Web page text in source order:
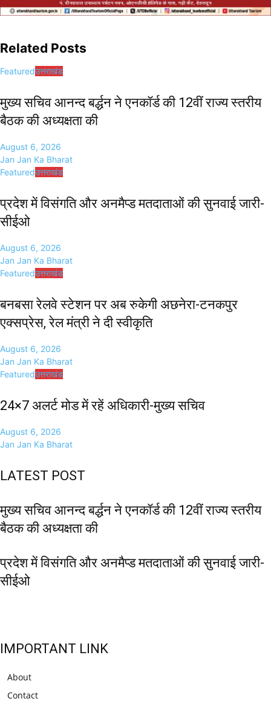
Related Posts
Featuredउत्तराखंड
मुख्य सचिव आनन्द बर्द्धन ने एनकॉर्ड की 12वीं राज्य स्तरीय
बैठक की अध्यक्षता की
August 6, 2026
Jan Jan Ka Bharat
Featuredउत्तराखंड
प्रदेश में विसंगति और अनमैप्ड मतदाताओं की सुनवाई जारी-
सीईओ
August 6, 2026
Jan Jan Ka Bharat
Featuredउत्तराखंड
बनबसा रेलवे स्टेशन पर अब रुकेगी अछनेरा-टनकपुर
एक्सप्रेस, रेल मंत्री ने दी स्वीकृति
August 6, 2026
Jan Jan Ka Bharat
Featuredउत्तराखंड
24×7 अलर्ट मोड में रहें अधिकारी-मुख्य सचिव
August 6, 2026
Jan Jan Ka Bharat
LATEST POST
मुख्य सचिव आनन्द बर्द्धन ने एनकॉर्ड की 12वीं राज्य स्तरीय
बैठक की अध्यक्षता की
प्रदेश में विसंगति और अनमैप्ड मतदाताओं की सुनवाई जारी-
सीईओ
IMPORTANT LINK
About
Contact